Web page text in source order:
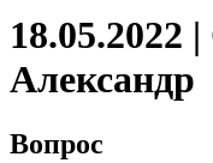
18.05.2022
Александр
Вопрос